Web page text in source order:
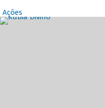
Ações